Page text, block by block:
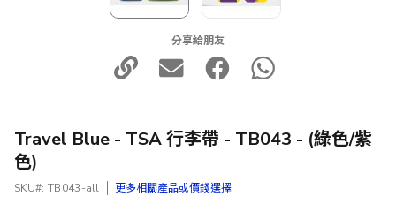
分享給朋友
Travel Blue - TSA 行李帶 - TB043 - (綠色/紫
色)
SKU TB043-all 更多相關產品或價錢選擇